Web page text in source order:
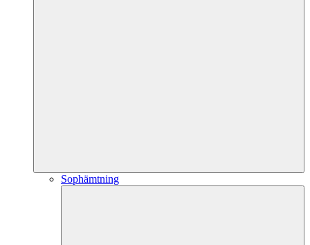
Sophämtning